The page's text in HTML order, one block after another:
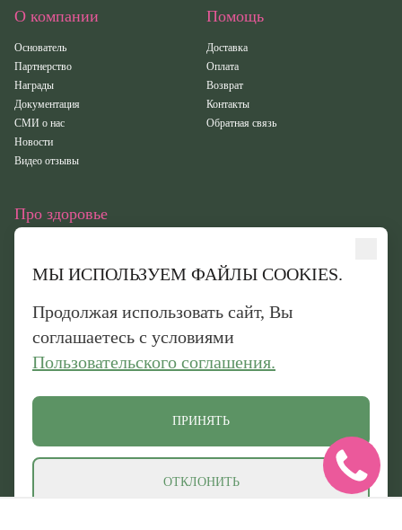
МЫ ИСПОЛЬЗУЕМ ФАЙЛЫ COOKIES.
Продолжая использовать сайт, Вы
соглашаетесь с условиями
Пользовательского соглашения.
ПРИНЯТЬ
ОТКЛОНИТЬ
О компании
Основатель
Партнерство
Награды
Документация
СМИ о нас
Новости
Видео отзывы
Помощь
Доставка
Оплата
Возврат
Контакты
Обратная связь
Про здоровье
Здоровье
Иридотест
Политика конфиденциальности
Политика обработки файлов cookie
© 2026 «Оптисалт». Все права защищены. Официальный сайт производителя
натуральных препаратов